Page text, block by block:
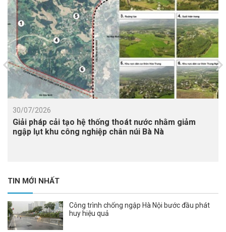
30/07/2026
Giải pháp cải tạo hệ thống thoát nước nhằm giảm
ngập lụt khu công nghiệp chân núi Bà Nà
TIN MỚI NHẤT
Công trình chống ngập Hà Nội bước đầu phát
huy hiệu quả